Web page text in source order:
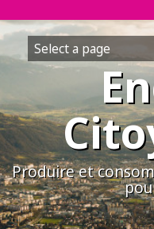
Aller
au
contenu
Produire et